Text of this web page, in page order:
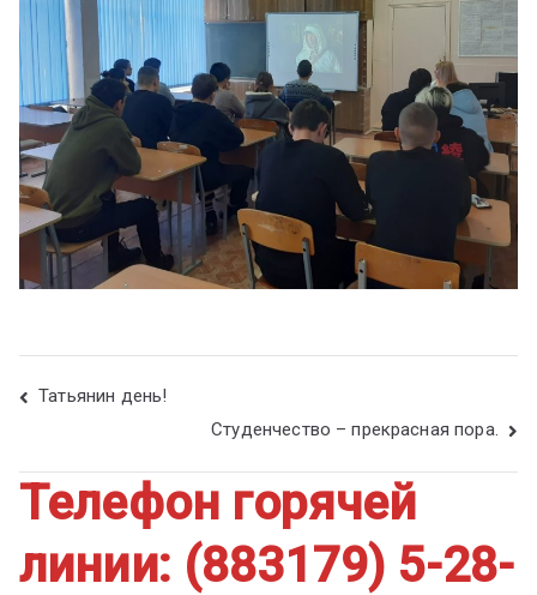
Татьянин день!
Студенчество – прекрасная пора.
Телефон горячей
линии: (883179) 5-28-